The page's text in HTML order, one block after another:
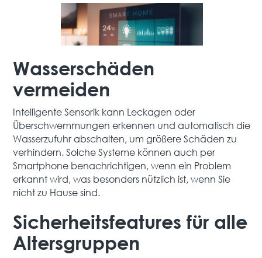
Wasserschäden
vermeiden
Intelligente Sensorik kann Leckagen oder
Überschwemmungen erkennen und automatisch die
Wasserzufuhr abschalten, um größere Schäden zu
verhindern. Solche Systeme können auch per
Smartphone benachrichtigen, wenn ein Problem
erkannt wird, was besonders nützlich ist, wenn Sie
nicht zu Hause sind.
Sicherheitsfeatures für alle
Altersgruppen